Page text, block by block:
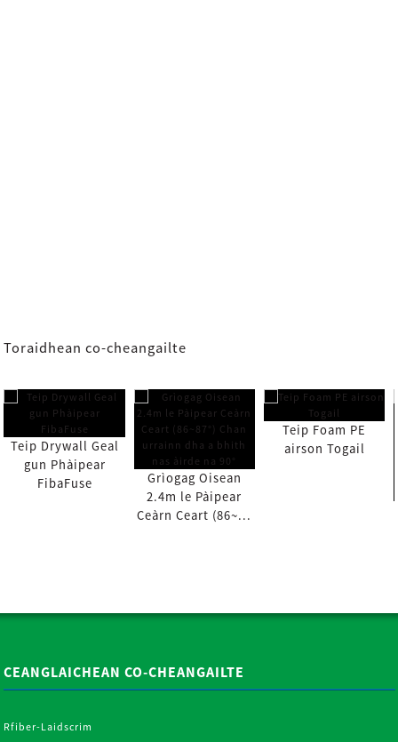
Toraidhean co-cheangailte
Teip Drywall Geal
gun Phàipear
FibaFuse
Grìogag Oisean
2.4m le Pàipear
Ceàrn Ceart (86~...
Teip Foam PE
airson Togail
CEANGLAICHEAN CO-CHEANGAILTE
Rfiber-Laidscrim